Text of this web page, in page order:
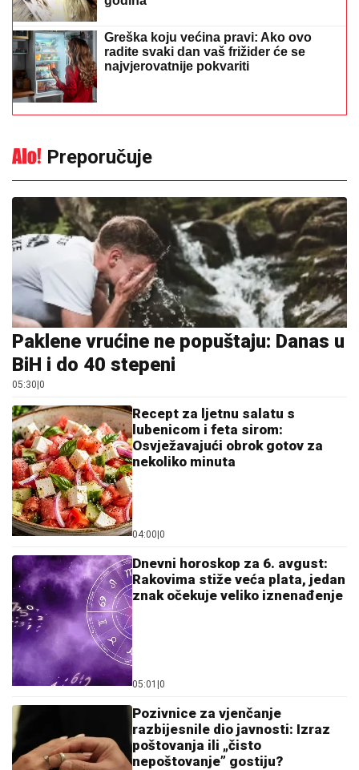
Greška koju većina pravi: Ako ovo
radite svaki dan vaš frižider će se
najvjerovatnije pokvariti
Preporučuje
Paklene vrućine ne popuštaju: Danas u
BiH i do 40 stepeni
05:30|0
Recept za ljetnu salatu s
lubenicom i feta sirom:
Osvježavajući obrok gotov za
nekoliko minuta
04:00|0
Dnevni horoskop za 6. avgust:
Rakovima stiže veća plata, jedan
znak očekuje veliko iznenađenje
05:01 |0
Pozivnice za vjenčanje
razbijesnile dio javnosti: Izraz
poštovanja ili „čisto
nepoštovanje” gostiju?